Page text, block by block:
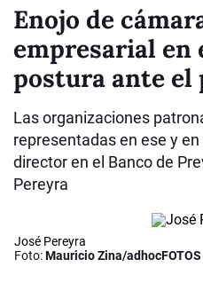
Enojo de
empresarial en
postura ante el
Las organizaciones
representadas en ese y
director en el Banco de
Pereyra
José Pereyra
Foto:Mauricio Zina/adhocFOTOS